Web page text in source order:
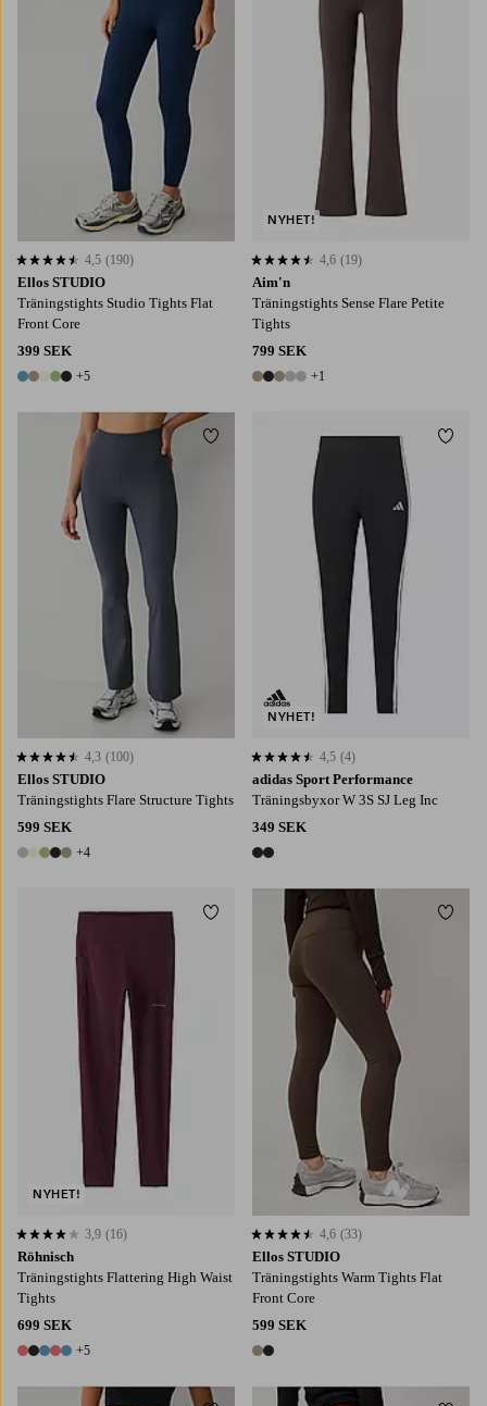
Ellos STUDIO
Träningstights Studio Tights Flat
Front Core
399 SEK
10 färger
+5
4,5 baserat på 190 st betyg
4,5 (190)
Aim'n
Träningstights Sense Flare Petite
Tights
799 SEK
6 färger
+1
4,6 baserat på 19 st betyg
4,6 (19)
NYHET!
Ellos STUDIO
Träningstights Flare Structure Tights
599 SEK
9 färger
+4
4,3 baserat på 100 st betyg
4,3 (100)
Lägg till i favoriter
adidas Sport Performance
Träningsbyxor W 3S SJ Leg Inc
349 SEK
2 färger
4,5 baserat på 4 st betyg
4,5 (4)
NYHET!
3XL4XL
Röhnisch
Träningstights Flattering High Waist
Tights
699 SEK
10 färger
+5
3,9 baserat på 16 st betyg
3,9 (16)
NYHET!
Lägg till i favoriter
Ellos STUDIO
Träningstights Warm Tights Flat
Front Core
599 SEK
2 färger
4,6 baserat på 33 st betyg
4,6 (33)